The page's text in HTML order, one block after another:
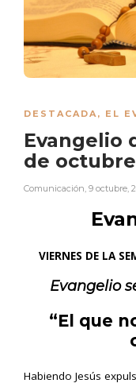
DESTACADA, EL
Evangelio
de
Comunicación, 9 octubre,
VIERNES DE LA
Evangelio
“El que
Habiendo Jesús